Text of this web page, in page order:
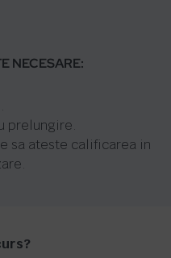
NECESARE:
prelungire.
sa ateste calificarea in